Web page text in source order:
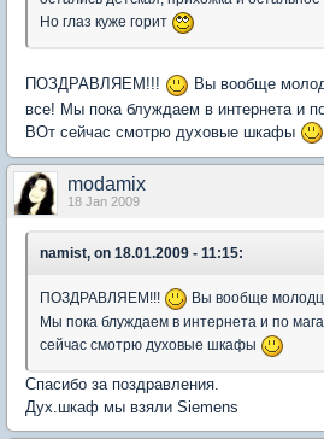
Но глаз куже горит
ПОЗДРАВЛЯЕМ!!!
Вы вообще
все! Мы пока блуждаем в интернета и
ВОт сейчас смотрю духовые шкафы
modamix
18 Jan 2009
namist, on 18.01.2009 - 11:15:
ПОЗДРАВЛЯЕМ!!!
Вы вообще
Мы пока блуждаем в интернета и по
сейчас смотрю духовые шкафы
Спасибо за поздравления.
Дух.шкаф мы взяли Siemens